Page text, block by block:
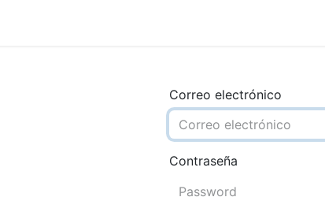
Correo electrónico
Contraseña